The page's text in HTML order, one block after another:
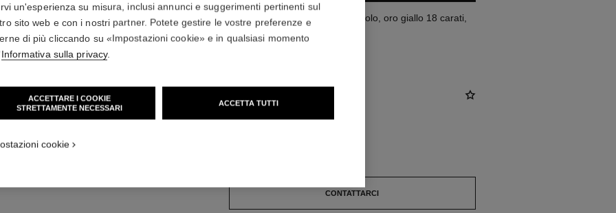
standard
Motivo matelassé, modello piccolo, oro giallo 18 carati,
diamanti
Più dettagli
variante(3)
CONTATTARCI
un'esperienza su misura, inclusi annunci e suggerimenti pertinenti sul
sito web e con i nostri partner. Potete gestire le vostre preferenze e
di più cliccando su «Impostazioni cookie» e in qualsiasi momento
Informativa sulla privacy.
ACCETTARE I COOKIE
STRETTAMENTE NECESSARI
ACCETTA TUTTI
cookie